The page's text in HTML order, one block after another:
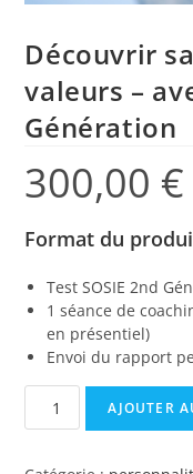
Découvrir
valeurs –
Génération
300,00 €
Format du
Test SOSIE 2nd
1 séance de
en présentiel)
Envoi du rapport
AJOUTER